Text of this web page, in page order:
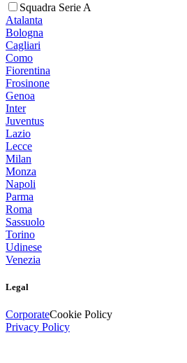
Squadra Serie A
Atalanta
Bologna
Cagliari
Como
Fiorentina
Frosinone
Genoa
Inter
Juventus
Lazio
Lecce
Milan
Monza
Napoli
Parma
Roma
Sassuolo
Torino
Udinese
Venezia
Legal
CorporateCookie Policy
Privacy Policy